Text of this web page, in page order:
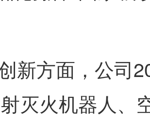
新方面，公司
灭火机器人、